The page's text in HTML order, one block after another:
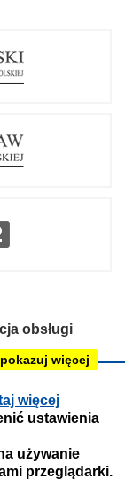
więcej
ustawienia
używanie
przeglądarki.
więcej
obsługi